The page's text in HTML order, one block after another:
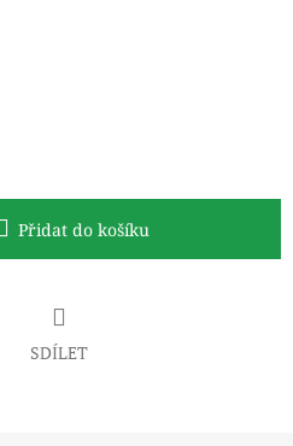
Přidat do košíku
SDÍLET